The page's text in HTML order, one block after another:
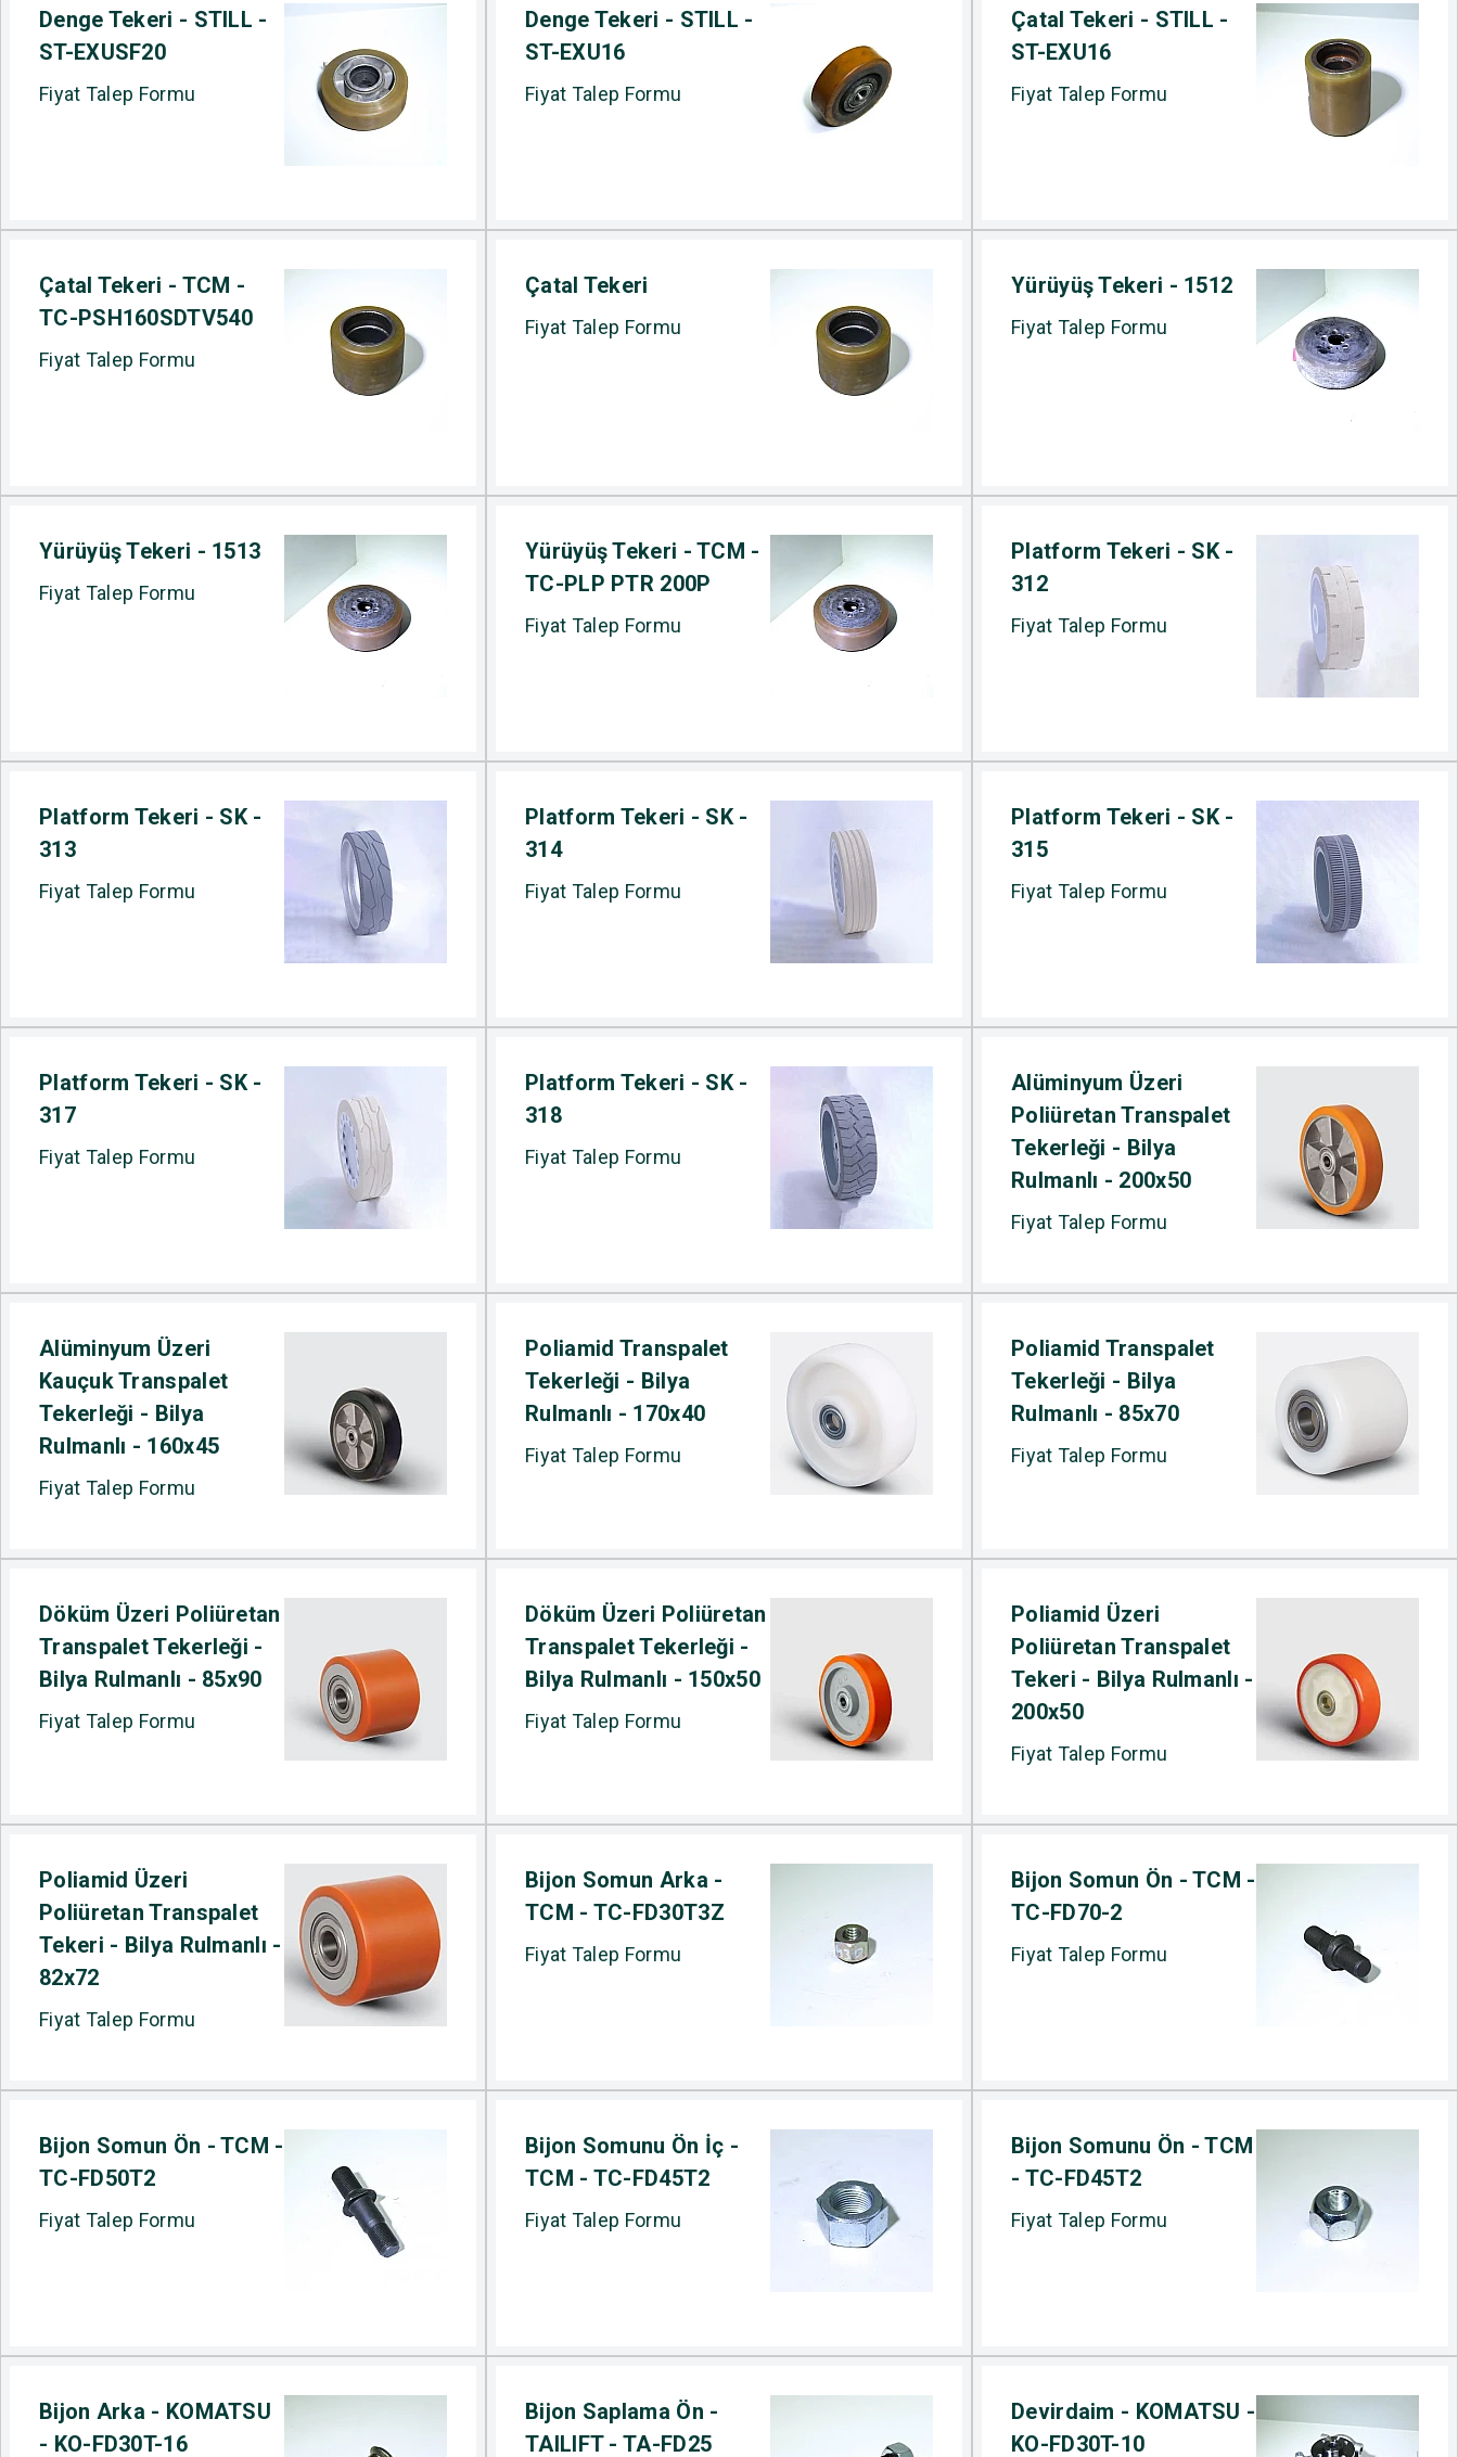
Denge Tekeri - STILL -
ST-EXUSF20
Fiyat Talep Formu
Denge Tekeri - STILL -
ST-EXU16
Fiyat Talep Formu
Çatal Tekeri - STILL -
ST-EXU16
Fiyat Talep Formu
Çatal Tekeri - TCM -
TC-PSH160SDTV540
Fiyat Talep Formu
Çatal Tekeri
Fiyat Talep Formu
Yürüyüş Tekeri - 1512
Fiyat Talep Formu
Yürüyüş Tekeri - 1513
Fiyat Talep Formu
Yürüyüş Tekeri - TCM -
TC-PLP PTR 200P
Fiyat Talep Formu
Platform Tekeri - SK -
312
Fiyat Talep Formu
Platform Tekeri - SK -
313
Fiyat Talep Formu
Platform Tekeri - SK -
314
Fiyat Talep Formu
Platform Tekeri - SK -
315
Fiyat Talep Formu
Platform Tekeri - SK -
317
Fiyat Talep Formu
Platform Tekeri - SK -
318
Fiyat Talep Formu
Alüminyum Üzeri
Poliüretan Transpalet
Tekerleği - Bilya
Rulmanlı - 200x50
Fiyat Talep Formu
Alüminyum Üzeri
Kauçuk Transpalet
Tekerleği - Bilya
Rulmanlı - 160x45
Fiyat Talep Formu
Poliamid Transpalet
Tekerleği - Bilya
Rulmanlı - 170x40
Fiyat Talep Formu
Poliamid Transpalet
Tekerleği - Bilya
Rulmanlı - 85x70
Fiyat Talep Formu
Döküm Üzeri Poliüretan
Transpalet Tekerleği -
Bilya Rulmanlı - 85x90
Fiyat Talep Formu
Döküm Üzeri Poliüretan
Transpalet Tekerleği -
Bilya Rulmanlı - 150x50
Fiyat Talep Formu
Poliamid Üzeri
Poliüretan Transpalet
Tekeri - Bilya Rulmanlı -
200x50
Fiyat Talep Formu
Poliamid Üzeri
Poliüretan Transpalet
Tekeri - Bilya Rulmanlı -
82x72
Fiyat Talep Formu
Bijon Somun Arka -
TCM - TC-FD30T3Z
Fiyat Talep Formu
Bijon Somun Ön - TCM -
TC-FD70-2
Fiyat Talep Formu
Bijon Somun Ön - TCM -
TC-FD50T2
Fiyat Talep Formu
Bijon Somunu Ön İç -
TCM - TC-FD45T2
Fiyat Talep Formu
Bijon Somunu Ön - TCM
- TC-FD45T2
Fiyat Talep Formu
Bijon Arka - KOMATSU
- KO-FD30T-16
Bijon Saplama Ön -
TAILIFT - TA-FD25
Devirdaim - KOMATSU -
KO-FD30T-10